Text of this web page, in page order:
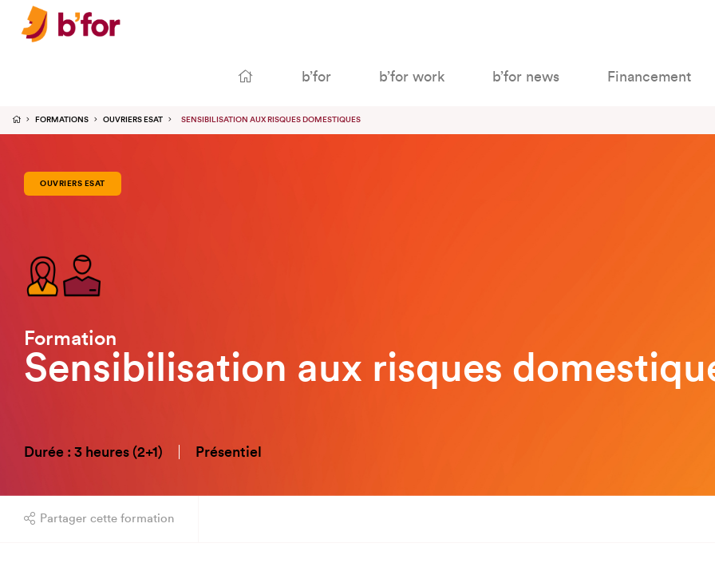
b’for b’for work b’for news Financement
FORMATIONS OUVRIERS ESAT SENSIBILISATION AUX RISQUES DOMESTIQUES
OUVRIERS ESAT
Formation
Sensibilisation aux risques
Durée : 3 heures (2+1) Présentiel
Partager cette formation